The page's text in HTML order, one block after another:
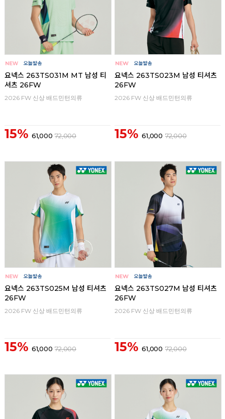
요넥스 263TS031M MT 남성 티
셔츠 26FW
2026 FW 신상 배드민턴의류
15% 61,000 72,000
요넥스 263TS023M 남성 티셔츠
26FW
2026 FW 신상 배드민턴의류
15% 61,000 72,000
요넥스 263TS025M 남성 티셔츠
26FW
2026 FW 신상 배드민턴의류
15% 61,000 72,000
요넥스 263TS027M 남성 티셔츠
26FW
2026 FW 신상 배드민턴의류
15% 61,000 72,000